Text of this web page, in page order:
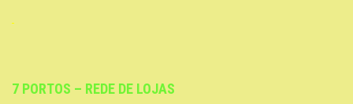
7 PORTOS – REDE DE LOJAS